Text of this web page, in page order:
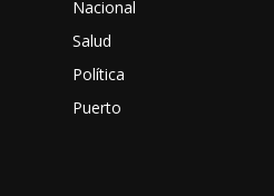
Nacional
Salud
Política
Puerto